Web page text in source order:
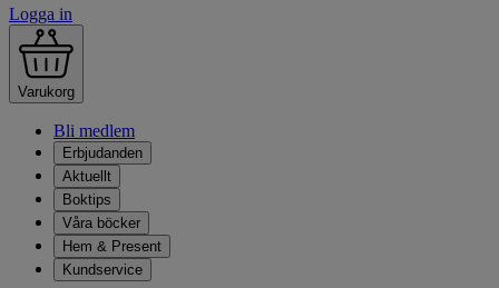
Logga in
Varukorg
Bli medlem
Erbjudanden
Aktuellt
Boktips
Våra böcker
Hem & Present
Kundservice